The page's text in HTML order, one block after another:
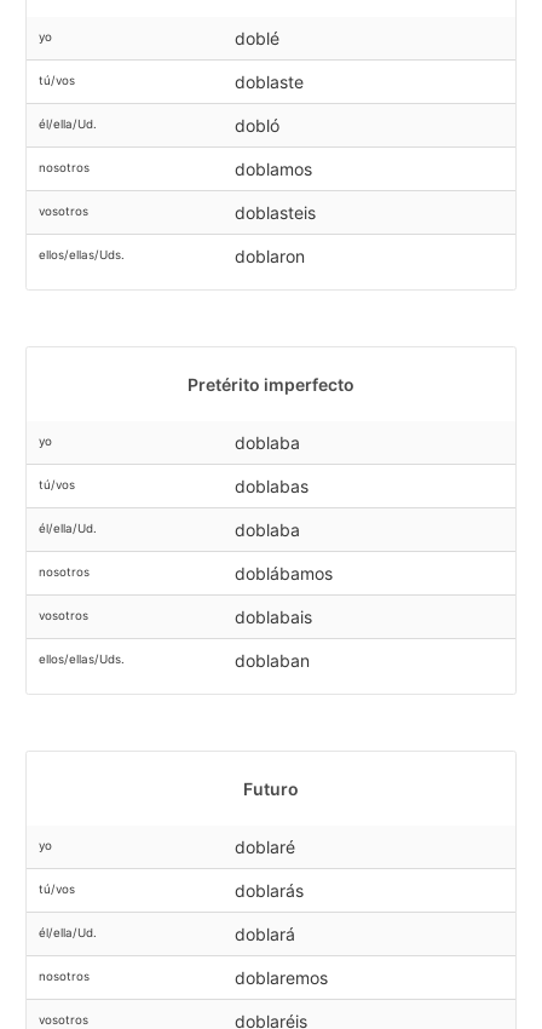
yo doblé
tú/vos doblaste
él/ella/Ud. dobló
nosotros doblamos
vosotros doblasteis
ellos/ellas/Uds. doblaron
Pretérito imperfecto
yo doblaba
tú/vos doblabas
él/ella/Ud. doblaba
nosotros doblábamos
vosotros doblabais
ellos/ellas/Uds. doblaban
Futuro
yo doblaré
tú/vos doblarás
él/ella/Ud. doblará
nosotros doblaremos
vosotros doblaréis